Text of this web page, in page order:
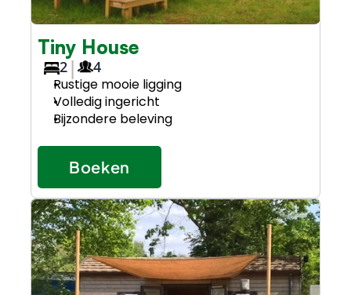
Tiny House
2| 4
Rustige mooie ligging
Volledig ingericht
Bijzondere beleving
Boeken